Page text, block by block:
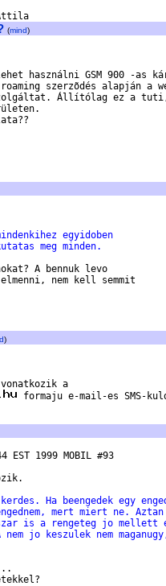
(mind)
használni GSM 900 -as
szerzõdés alapján a
Állítólag ez a
egyidoben
meg minden.
A bennuk levo
nem kell semmit
)
formaju e-mail-es SMS-
EST 1999 MOBIL #93
Ha beengedek egy
mert miert ne.
is a rengeteg jo mellett
jo keszulek nem